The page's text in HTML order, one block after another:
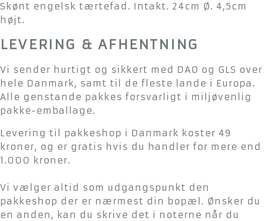
Skønt engelsk tærtefad. Intakt. 24cm Ø. 4,5cm
højt.
LEVERING & AFHENTNING
Vi sender hurtigt og sikkert med DAO og GLS over
hele Danmark, samt til de fleste lande i Europa.
Alle genstande pakkes forsvarligt i miljøvenlig
pakke-emballage.
Levering til pakkeshop i Danmark koster 49
kroner, og er gratis hvis du handler for mere end
1.000 kroner.
Vi vælger altid som udgangspunkt den
pakkeshop der er nærmest din bopæl. Ønsker du
en anden, kan du skrive det i noterne når du